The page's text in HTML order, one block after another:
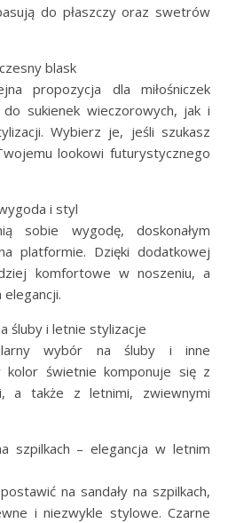
do płaszczy oraz swetrów
blask
propozycja dla miłośniczek
do sukienek wieczorowych, jak i
Wybierz je, jeśli szukasz
lookowi futurystycznego
i styl
sobie wygodę, doskonałym
platformie. Dzięki dodatkowej
komfortowe w noszeniu, a
śluby i letnie stylizacje
wybór na śluby i inne
kolor świetnie komponuje się z
a także z letnimi, zwiewnymi
szpilkach – elegancja w letnim
na sandały na szpilkach,
i niezwykle stylowe. Czarne